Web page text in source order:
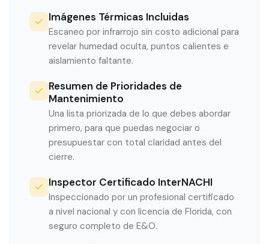
Imágenes Térmicas Incluidas
Escaneo por infrarrojo sin costo adicional para
revelar humedad oculta, puntos calientes e
aislamiento faltante.
Resumen de Prioridades de
Mantenimiento
Una lista priorizada de lo que debes abordar
primero, para que puedas negociar o
presupuestar con total claridad antes del
cierre.
Inspector Certificado InterNACHI
Inspeccionado por un profesional certificado
a nivel nacional y con licencia de Florida, con
seguro completo de E&O.